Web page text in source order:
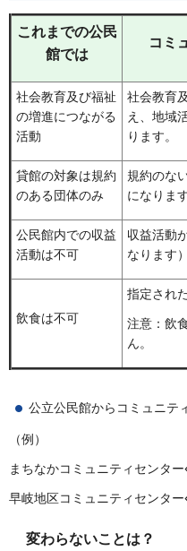
これまでの公民
館では
コミ
社会教育及び福祉
の増進につながる
活動
社会教育
え、地域
ります。
貸館の対象は規約
のある団体のみ
規約のな
になります
公民館内での収益
活動は不可
収益活動
なります）
飲食は不可
指定され
注意：飲
ん。
公立公民館からコミュニテ
（例）
まちなかコミュニティセンタ
早岐地区コミュニティセンタ
変わらないことは？